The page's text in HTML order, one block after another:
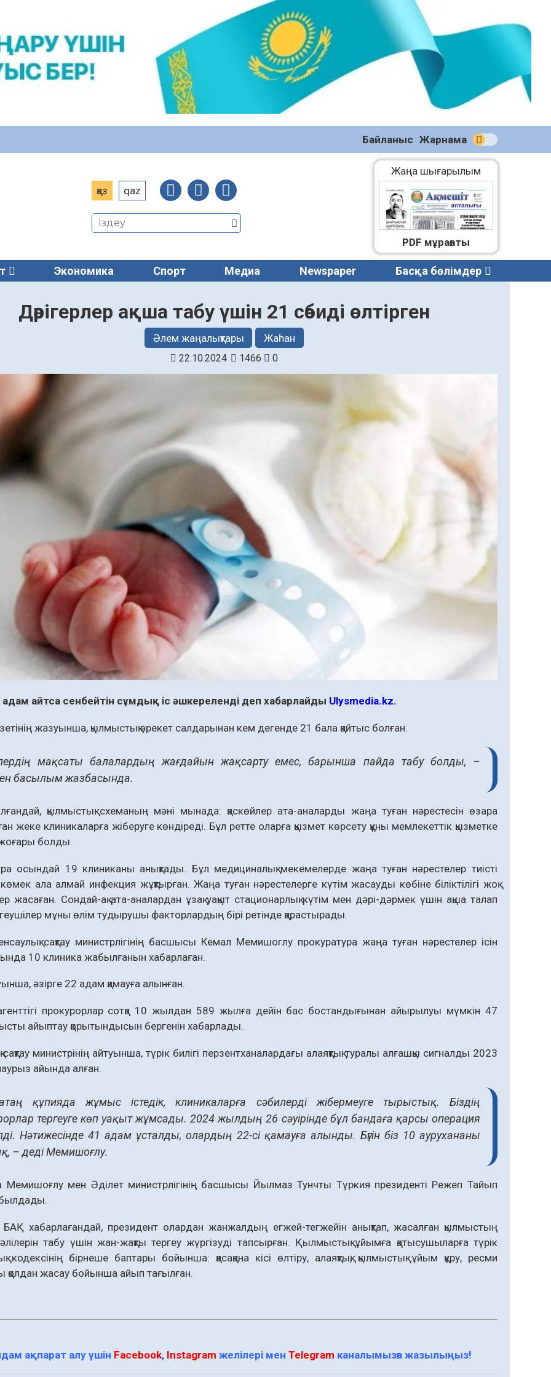
Байланыс Жарнама
қаз qaz
Жаңа шығарылым
(2271)
08.08.2026
PDF мұрағаты
Экономика Спорт Медиа Newspaper Басқа бөлімдер
Дәрігерлер ақша табу үшін 21 сәбиді өлтірген
Әлем жаңалықтары Жаһан
22.10.2024 1466 0
адам айтса сенбейтін сұмдық іс әшкереленді деп хабарлайды Ulysmedia.kz.
жазуынша, қылмыстық әрекет салдарынан кем дегенде 21 бала қайтыс болған.
мақсаты балалардың жағдайын жақсарту емес, барынша пайда табу болды, –
басылым жазбасында.
қылмыстық схеманың мәні мынада: қаскөйлер ата-аналарды жаңа туған нәрестесін өзара
жеке клиникаларға жіберуге көндіреді. Бұл ретте оларға қызмет көрсету құны мемлекеттік қызметке
жоғары болды.
осындай 19 клиниканы анықтады. Бұл медициналық мекемелерде жаңа туған нәрестелер тиісті
ала алмай инфекция жұқтырған. Жаңа туған нәрестелерге күтім жасауды көбіне біліктілігі жоқ
жасаған. Сондай-ақ ата-аналардан ұзақ уақыт стационарлық күтім мен дәрі-дәрмек үшін ақша талап
мұны өлім тудырушы факторлардың бірі ретінде қарастырады.
сақтау министрлігінің басшысы Кемал Мемишоглу прокуратура жаңа туған нәрестелер ісін
10 клиника жабылғанын хабарлаған.
әзірге 22 адам қамауға алынған.
прокурорлар сотқа 10 жылдан 589 жылға дейін бас бостандығынан айырылуы мүмкін 47
айыптау қорытындысын бергенін хабарлады.
министрінің айтуынша, түрік билігі перзентханалардағы алаяқтық туралы алғашқы сигналды 2023
айында алған.
құпияда жұмыс істедік, клиникаларға сәбилерді жібермеуге тырыстық. Біздің
тергеуге көп уақыт жұмсады. 2024 жылдың 26 сәуірінде бұл бандаға қарсы операция
Нәтижесінде 41 адам ұсталды, олардың 22-сі қамауға алынды. Бүгін біз 10 аурухананы
– деді Мемишоғлу.
Мемишоғлу мен Әділет министрлігінің басшысы Йылмаз Тунчты Түркия президенті Режеп Тайып
БАҚ хабарлағандай, президент олардан жанжалдың егжей-тегжейін анықтап, жасалған қылмыстың
табу үшін жан-жақты тергеу жүргізуді тапсырған. Қылмыстық ұйымға қатысушыларға түрік
кодексінің бірнеше баптары бойынша: қасақана кісі өлтіру, алаяқтық, қылмыстық ұйым құру, ресми
қолдан жасау бойынша айып тағылған.
ақпарат алу үшін Facebook, Instagram желілері менTelegram каналымызға жазылыңыз!